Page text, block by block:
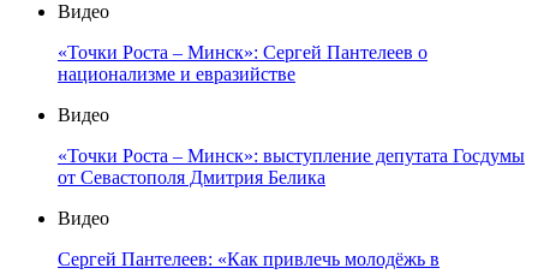
Видео
«Точки Роста – Минск»: Сергей Пантелеев о
национализме и евразийстве
Видео
«Точки Роста – Минск»: выступление депутата Госдумы
от Севастополя Дмитрия Белика
Видео
Сергей Пантелеев: «Как привлечь молодёжь в